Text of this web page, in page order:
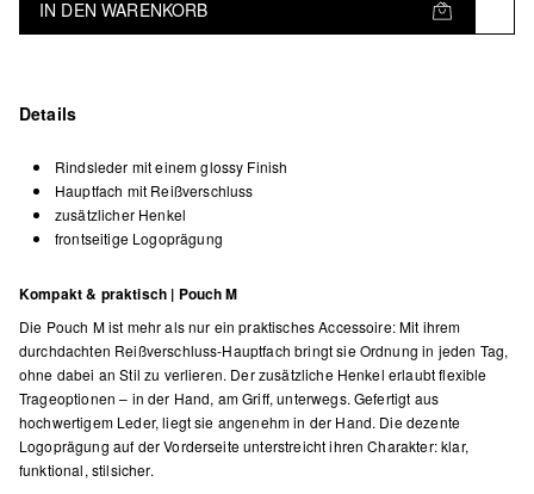
IN DEN WARENKORB
Details
Rindsleder mit einem glossy Finish
Hauptfach mit Reißverschluss
zusätzlicher Henkel
frontseitige Logoprägung
Kompakt & praktisch | Pouch M
Die Pouch M ist mehr als nur ein praktisches Accessoire: Mit ihrem
durchdachten Reißverschluss-Hauptfach bringt sie Ordnung in jeden Tag,
ohne dabei an Stil zu verlieren. Der zusätzliche Henkel erlaubt flexible
Trageoptionen – in der Hand, am Griff, unterwegs. Gefertigt aus
hochwertigem Leder, liegt sie angenehm in der Hand. Die dezente
Logoprägung auf der Vorderseite unterstreicht ihren Charakter: klar,
funktional, stilsicher.